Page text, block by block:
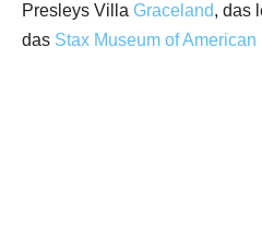
Presleys Villa Graceland, das
das Stax Museum of